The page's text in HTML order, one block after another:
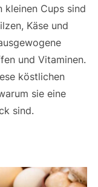
kleinen Cups sind
Käse und
und Vitaminen.
köstlichen
sie eine
sind.